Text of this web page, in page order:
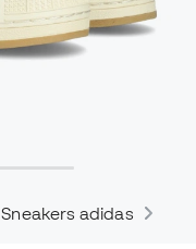
Sneakers adidas